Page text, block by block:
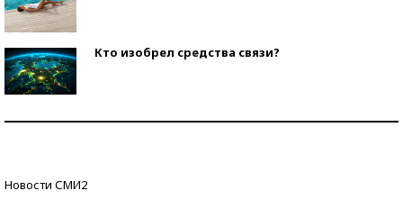
Кто изобрел средства связи?
стобалльников?
Новости СМИ2